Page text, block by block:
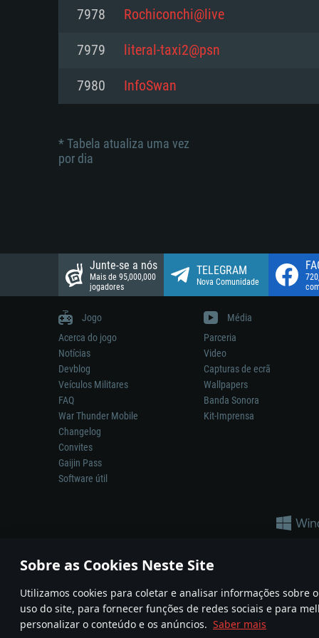
Sobre as Cookies Neste Site
Utilizamos cookies para coletar e analisar informações sobre
uso do site, para fornecer funções de redes sociais e para
personalizar o conteúdo e os anúncios. Saber mais
Disco: 23,1 GB
Network: Internet de banda larga.
Disco: 21,5 GB
Network: Internet de banda larga.
Disco: 21,5 GB
7978 Rochiconchi@live
7979 literal-taxi2@psn
7980 InfoSwan
* Tabela atualiza uma vez
por dia
Junte-se a nós
Mais de 95,000,000
jogadores
TELEGRAM
Nova Comunidade
Jogo
Acerca do jogo
Notícias
Devblog
Veículos Militares
FAQ
War Thunder Mobile
Changelog
Convites
Gaijin Pass
Software útil
Média
Parceria
Video
Capturas de ecrã
Wallpapers
Banda Sonora
Kit-Imprensa
A reprodução de qualquer sistema de armas ou veículo neste
© 2011—2026 Gaijin Games Kft. All trademarks, logos and brand
Termos e condições Termos de Serviço